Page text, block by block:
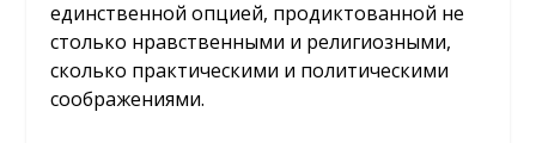
единственной опцией, продиктованной не
столько нравственными и религиозными,
сколько практическими и политическими
соображениями.